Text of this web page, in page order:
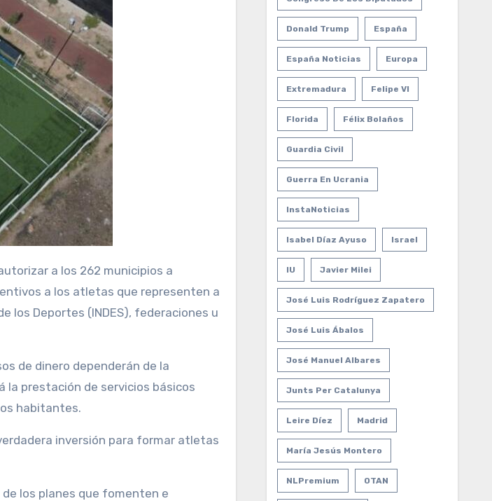
a los atletas que representen a
los Deportes (INDES), federaciones u
de dinero dependerán de la
la prestación de servicios básicos
habitantes.
inversión para formar atletas
de los planes que fomenten e
Donald Trump España
España Noticias Europa
Extremadura Felipe VI
Florida Félix Bolaños
Guardia Civil
Guerra En Ucrania
InstaNoticias
Isabel Díaz Ayuso Israel
IU Javier Milei
José Luis Rodríguez Zapatero
José Luis Ábalos
José Manuel Albares
Junts Per Catalunya
Leire Díez Madrid
María Jesús Montero
NLPremium OTAN